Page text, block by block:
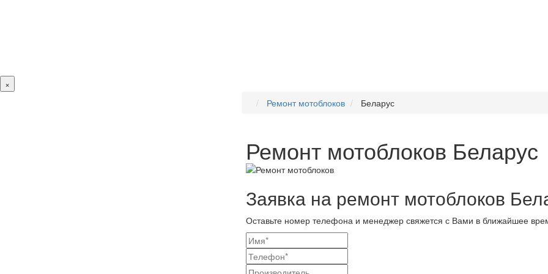
×
Ремонт мотоблоков
Беларус
Ремонт мотоблоков Беларус
Заявка на ремонт мотоблоков
Оставьте номер телефона и менеджер свяжется с Вами в ближайшее
Ваши
контактные